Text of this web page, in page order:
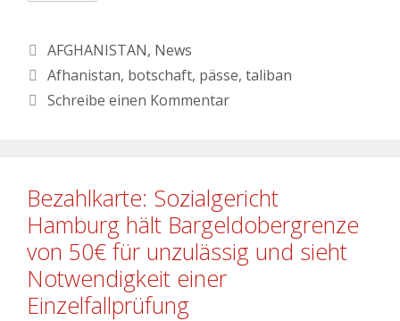
AFGHANISTAN, News
Afhanistan, botschaft, pässe, taliban
Schreibe einen Kommentar
Bezahlkarte: Sozialgericht
Hamburg hält Bargeldobergrenze
von 50€ für unzulässig und sieht
Notwendigkeit einer
Einzelfallprüfung